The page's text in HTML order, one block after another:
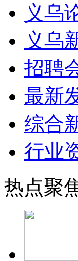
义乌
义乌
招聘
最新
综合
行业
热点聚